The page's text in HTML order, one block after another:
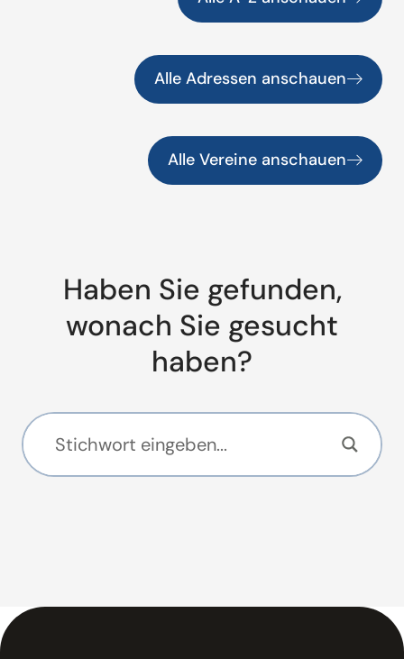
Alle Adressen anschauen
Alle Vereine anschauen
Haben Sie gefunden,
wonach Sie gesucht
haben?